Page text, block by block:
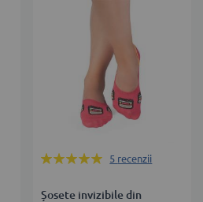
Rating:
5 recenzii
Șosete invizibile din